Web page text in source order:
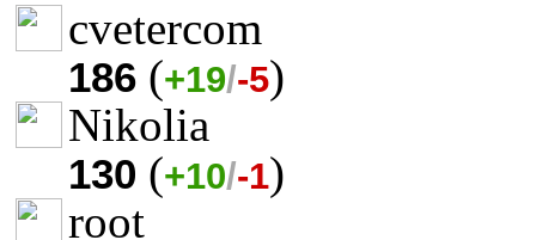
cvetercom
186 (+19/-5)
Nikolia
130 (+10/-1)
root